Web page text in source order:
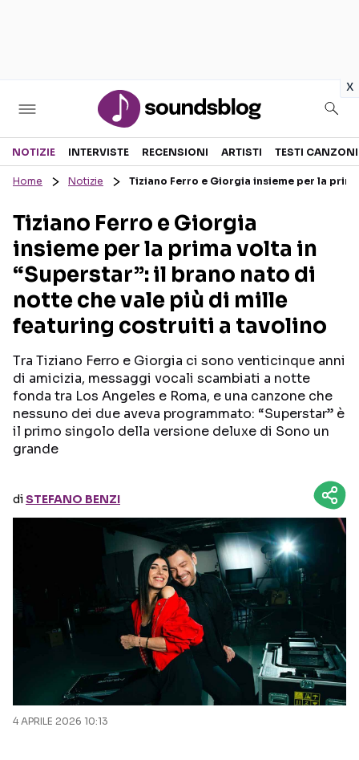
x
Sezioni
RECENSIONI MUSICALI
INTERVISTE
GOSSIP E CURIOSITÀ
TESTI CANZONI
TOUR ED EVENTI
TALENT SHOW
Seguici sui social
NOTIZIE INTERVISTE RECENSIONI ARTISTI TESTI CANZONI
Home Notizie Tiziano Ferro e Giorgia insieme per la
Tiziano Ferro e Giorgia
insieme per la prima volta in
“Superstar”: il brano nato di
notte che vale più di mille
featuring costruiti a tavolino
Tra Tiziano Ferro e Giorgia ci sono venticinque anni
di amicizia, messaggi vocali scambiati a notte
fonda tra Los Angeles e Roma, e una canzone che
nessuno dei due aveva programmato: “Superstar” è
il primo singolo della versione deluxe di Sono un
grande
diSTEFANO BENZI
4 APRILE 2026 10:13